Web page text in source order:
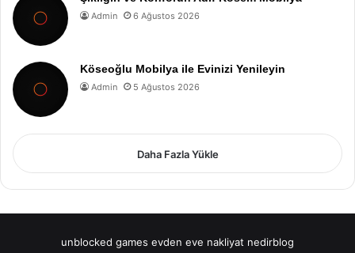
Admin 6 Ağustos 2026
Köseoğlu Mobilya ile Evinizi Yenileyin
Admin 5 Ağustos 2026
Daha Fazla Yükle
unblocked games evden eve nakliyat nedirblog